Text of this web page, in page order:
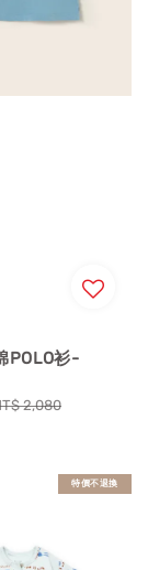
POLO衫-
2,080
特價不退換